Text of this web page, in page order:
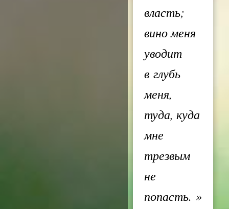
власть;
вино меня
уводит
в глубь
меня,
туда, куда
мне
трезвым
не
попасть. »